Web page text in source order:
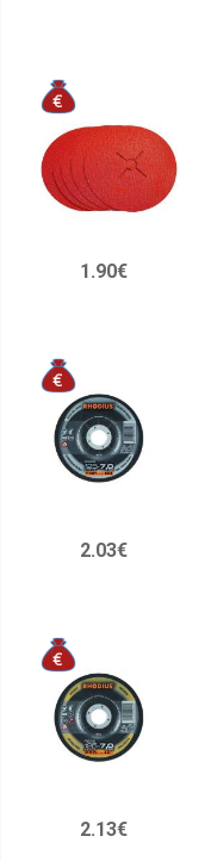
1.90€
2.03€
2.13€